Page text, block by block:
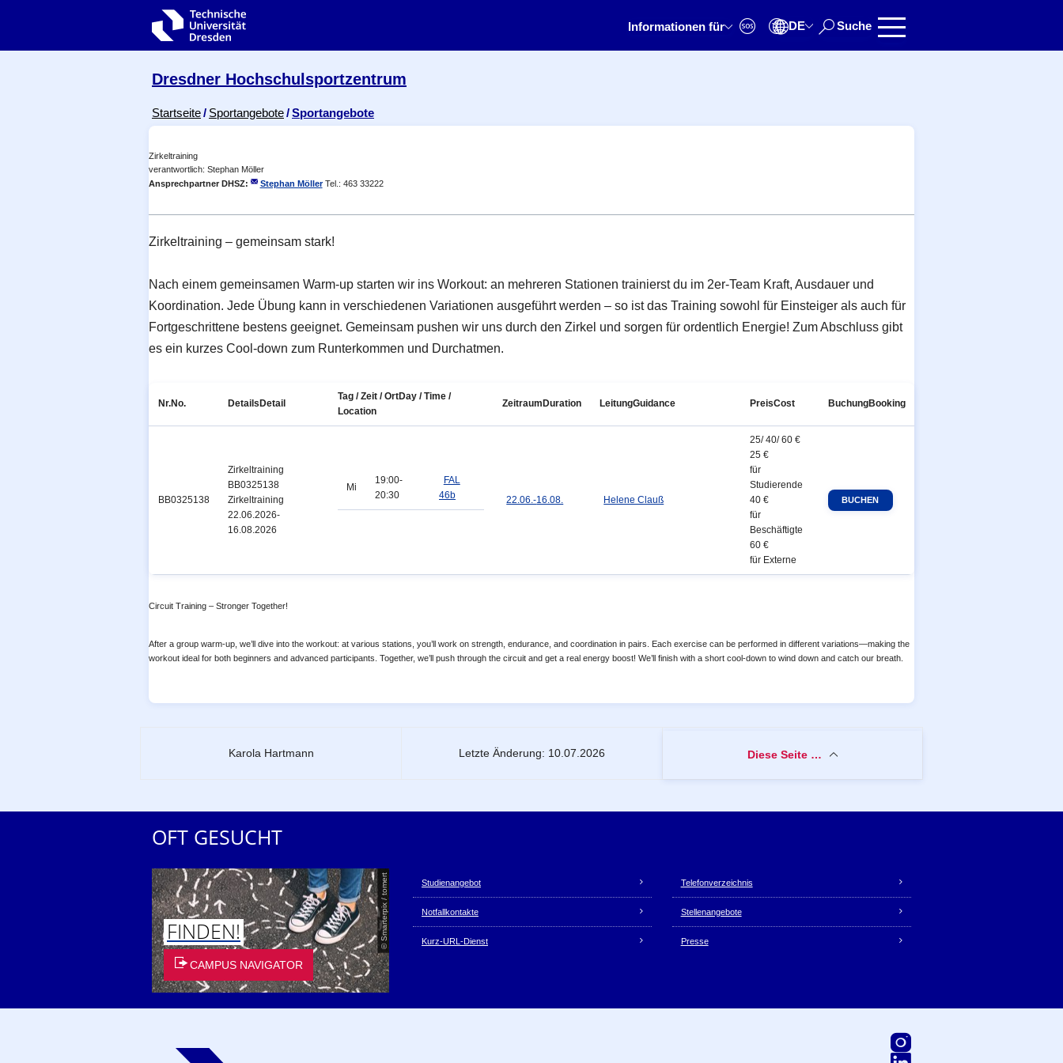
Informationen für DE Suche
Dresdner Hochschul­sportzentrum
Breadcrumb-Menü
Startseite Sportangebote Sportangebote
Zirkeltraining
verantwortlich: Stephan Möller
Ansprechpartner DHSZ: Stephan MöllerTel.: 463 33222
Zirkeltraining – gemeinsam stark!
Nach einem gemeinsamen Warm-up starten wir ins Workout: an mehreren Stationen trainierst du im 2er-Team Kraft, Ausdauer und
Koordination. Jede Übung kann in verschiedenen Variationen ausgeführt werden – so ist das Training sowohl für Einsteiger als auch für
Fortgeschrittene bestens geeignet. Gemeinsam pushen wir uns durch den Zirkel und sorgen für ordentlich Energie! Zum Abschluss gibt
es ein kurzes Cool-down zum Runterkommen und Durchatmen.
Nr.No. Details Detail
Tag / Zeit / OrtDay / Time /
Location
Zeitraum Duration LeitungGuidance PreisCost BuchungBooking
BB0325138
Zirkeltraining
BB0325138
Zirkeltraining
22.06.2026-
16.08.2026
Mi
19:00-
20:30
FAL
46b
22.06.-16.08. Helene Clauß
25/ 40/ 60 €
25 €
für
Studierende
40 €
für
Beschäftigte
60 €
für Externe
Circuit Training – Stronger Together!
After a group warm-up, we’ll dive into the workout: at various stations, you’ll work on strength, endurance, and coordination in pairs. Each exercise can be performed in different variations—making the
workout ideal for both beginners and advanced participants. Together, we’ll push through the circuit and get a real energy boost! We’ll finish with a short cool-down to wind down and catch our breath.
Karola Hartmann Letzte Änderung: 10.07.2026 Diese Seite …
OFT GESUCHT
© Smarterpix / tomert
FINDEN!
CAMPUS NAVIGATOR
Unsere Dienste
Studienangebot Telefonverzeichnis
Notfallkontakte Stellenangebote
Kurz-URL-Dienst Presse
Instagram
LinkedIn